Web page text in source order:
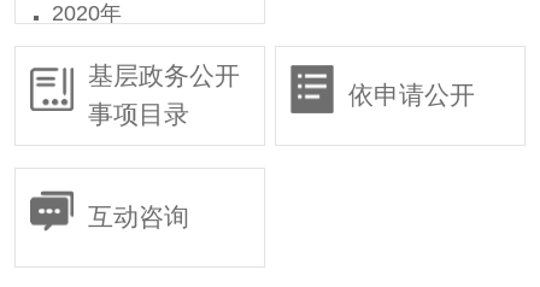
2020年
2019年
2018年
基层政务公开
事项目录
依申请公开
互动咨询